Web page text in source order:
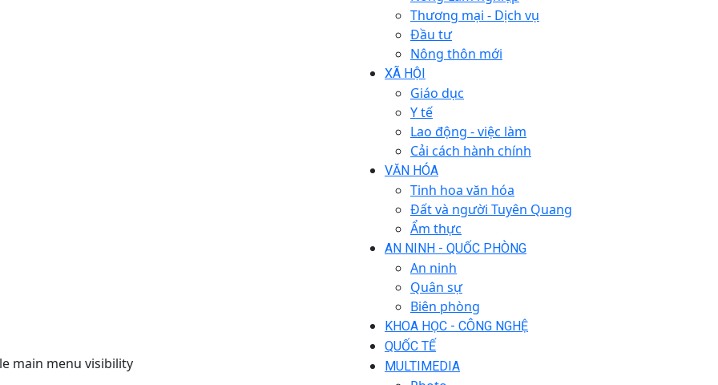
main menu visibility
Thương mại - Dịch vụ
Đầu tư
Nông thôn mới
XÃ HỘI
Giáo dục
Y tế
Lao động - việc làm
Cải cách hành chính
VĂN HÓA
Tinh hoa văn hóa
Đất và người Tuyên Quang
Ẩm thực
AN NINH - QUỐC PHÒNG
An ninh
Quân sự
Biên phòng
KHOA HỌC - CÔNG NGHỆ
QUỐC TẾ
MULTIMEDIA